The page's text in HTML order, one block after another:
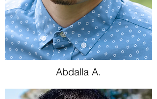
Abdalla A.